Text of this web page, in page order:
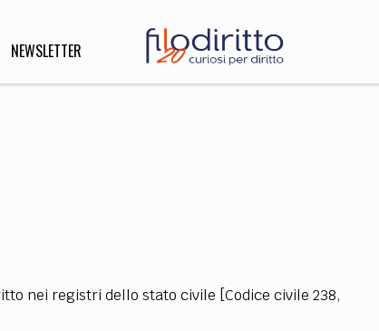
NEWSLETTER
INNOVAZIONE
nei registri dello stato civile [Codice civile 238,